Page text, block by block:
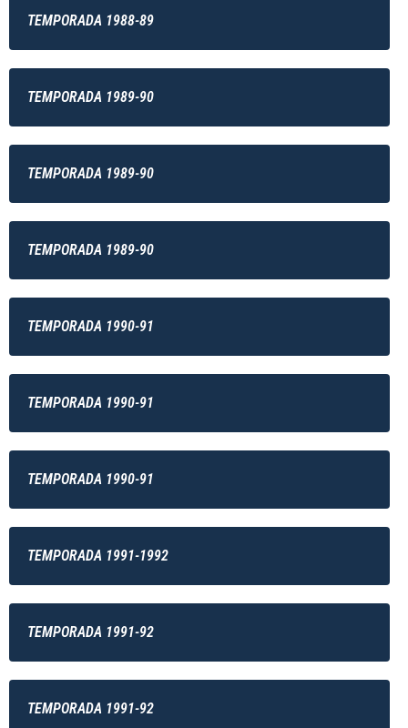
TEMPORADA 1988-89
TEMPORADA 1989-90
TEMPORADA 1989-90
TEMPORADA 1989-90
TEMPORADA 1990-91
TEMPORADA 1990-91
TEMPORADA 1990-91
TEMPORADA 1991-1992
TEMPORADA 1991-92
TEMPORADA 1991-92